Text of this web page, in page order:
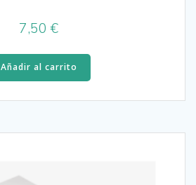
7,50€
Añadir al carrito